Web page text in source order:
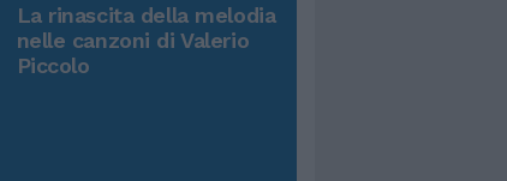
La rinascita della melodia
nelle canzoni di Valerio
Piccolo